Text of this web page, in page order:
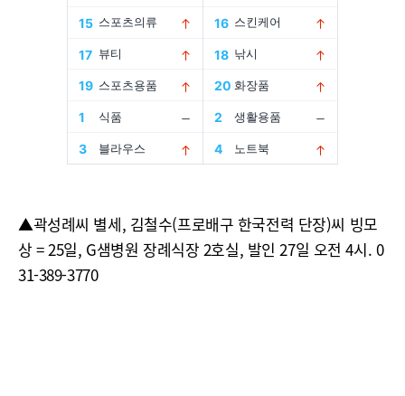
▲곽성례씨 별세, 김철수(프로배구 한국전력 단장)씨 빙모
상 = 25일, G샘병원 장례식장 2호실, 발인 27일 오전 4시. 0
31-389-3770